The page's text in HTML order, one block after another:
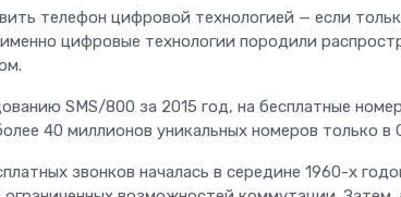
телефон цифровой технологией — если
цифровые технологии породили
SMS/800 за 2015 год, на бесплатные
40 миллионов уникальных номеров только в
звонков началась в середине 1960-х